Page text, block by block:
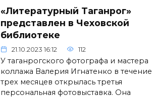
«Литературный Таганрог»
представлен в Чеховской
библиотеке
21.10.2023 16:12 112
У таганрогского фотографа и мастера
коллажа Валерия Игнатенко в течение
трех месяцев открылась третья
персональная фотовыставка. Она